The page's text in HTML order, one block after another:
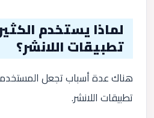
لماذا يستخدم
تطبيقات اللانشر؟
هناك عدة أسباب تجعل
تطبيقات اللانشر.